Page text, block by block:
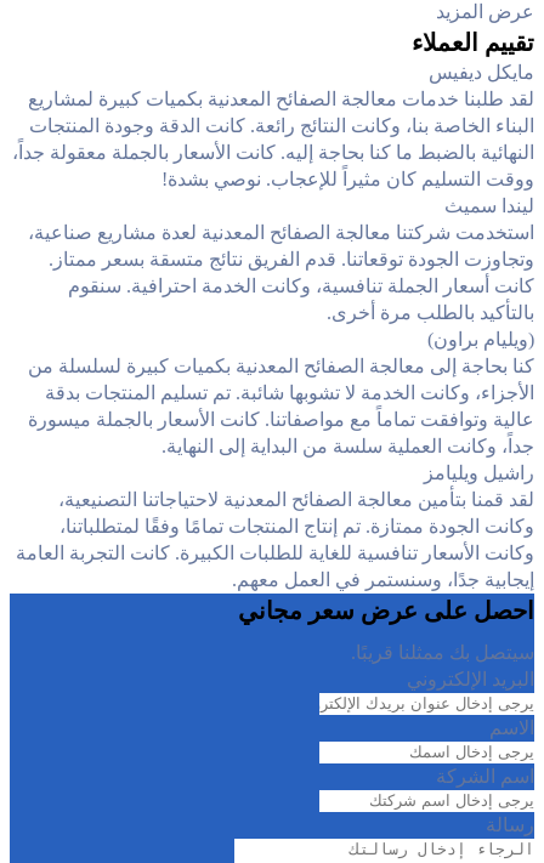
عرض المزيد
تقييم العملاء
مايكل ديفيس
لقد طلبنا خدمات معالجة الصفائح المعدنية بكميات كبيرة لمشاريع
البناء الخاصة بنا، وكانت النتائج رائعة. كانت الدقة وجودة المنتجات
النهائية بالضبط ما كنا بحاجة إليه. كانت الأسعار بالجملة معقولة جداً،
ووقت التسليم كان مثيراً للإعجاب. نوصي بشدة!
ليندا سميث
استخدمت شركتنا معالجة الصفائح المعدنية لعدة مشاريع صناعية،
وتجاوزت الجودة توقعاتنا. قدم الفريق نتائج متسقة بسعر ممتاز.
كانت أسعار الجملة تنافسية، وكانت الخدمة احترافية. سنقوم
بالتأكيد بالطلب مرة أخرى.
(ويليام براون)
كنا بحاجة إلى معالجة الصفائح المعدنية بكميات كبيرة لسلسلة من
الأجزاء، وكانت الخدمة لا تشوبها شائبة. تم تسليم المنتجات بدقة
عالية وتوافقت تماماً مع مواصفاتنا. كانت الأسعار بالجملة ميسورة
جداً، وكانت العملية سلسة من البداية إلى النهاية.
راشيل ويليامز
لقد قمنا بتأمين معالجة الصفائح المعدنية لاحتياجاتنا التصنيعية،
وكانت الجودة ممتازة. تم إنتاج المنتجات تمامًا وفقًا لمتطلباتنا،
وكانت الأسعار تنافسية للغاية للطلبات الكبيرة. كانت التجربة العامة
إيجابية جدًا، وسنستمر في العمل معهم.
احصل على عرض سعر مجاني
سيتصل بك ممثلنا قريبًا.
البريد الإلكتروني
الاسم
اسم الشركة
رسالة